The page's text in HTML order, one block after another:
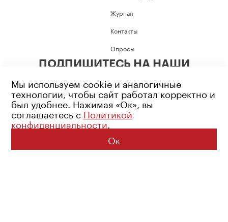
Журнал
Контакты
Опросы
ПОДПИШИТЕСЬ НА НАШИ
Возрастное ограничение: 16+
Политика конфиденциальности
© 2026 Все права защищены
Мы используем cookie и аналогичные
технологии, чтобы сайт работал корректно и
был удобнее. Нажимая «Ок», вы
соглашаетесь с Политикой
конфиденциальности.
Ок